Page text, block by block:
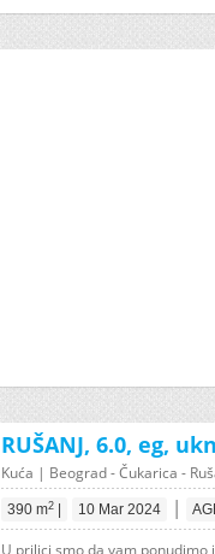
RUŠANJ, 6.0, eg,
Kuća | Beograd - Čukarica -
390 m2 10 Mar 2024 |
U prilici smo da vam ponudimo